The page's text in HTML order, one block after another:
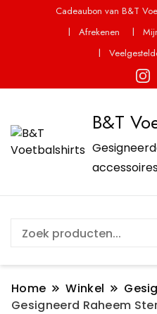
Cadeaubon van B&T
Afrekenen
B&T
Home Winkel
Gesigneerd Raheem